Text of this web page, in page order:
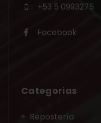
+53 5 0993275
Facebook
Categorias
Repostería